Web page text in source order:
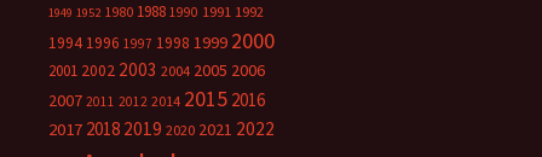
1949 1952 1980 1988 1990 1991 1992
1994 1996 1997 1998 1999 2000
2001 2002 2003 2004 2005 2006
2007 2011 2012 2014 2015 2016
2017 2018 2019 2020 2021 2022